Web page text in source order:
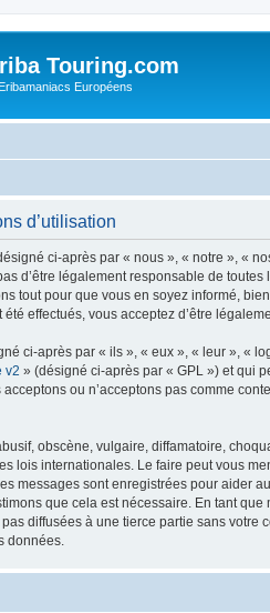
Touring.com
Européens
d’utilisation
ci-après par « nous », « notre », «
d’être légalement responsable de
tout pour que vous en soyez informé,
effectués, vous acceptez d’être
ci-après par « ils », « eux », « leur », «
v2 » (désigné ci-après par « GPL ») et qui
ou n’acceptons pas comme
obscène, vulgaire, diffamatoire,
lois internationales. Le faire peut vous
messages sont enregistrées pour aider
que cela est nécessaire. En tant
diffusées à une tierce partie sans
données.